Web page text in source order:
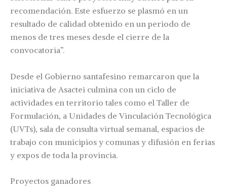
recomendación. Este esfuerzo se plasmó en un
resultado de calidad obtenido en un periodo de
menos de tres meses desde el cierre de la
convocatoria”.
Desde el Gobierno santafesino remarcaron que la
iniciativa de Asactei culmina con un ciclo de
actividades en territorio tales como el Taller de
Formulación, a Unidades de Vinculación Tecnológica
(UVTs), sala de consulta virtual semanal, espacios de
trabajo con municipios y comunas y difusión en ferias
y expos de toda la provincia.
Proyectos ganadores